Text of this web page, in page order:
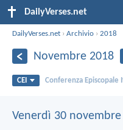
DailyVerses.net
DailyVerses.net ›Archivio ›2018
Novembre 2018
CEI Conferenza Episcopale
Venerdì 30 novembre